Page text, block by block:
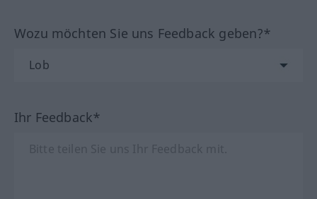
Wozu möchten Sie uns Feedback geben?*
Ihr Feedback*